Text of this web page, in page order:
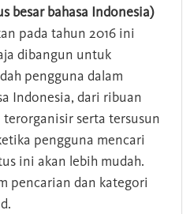
besar bahasa Indonesia)
pada tahun 2016 ini
dibangun untuk
pengguna dalam
Indonesia, dari ribuan
serta tersusun
pengguna mencari
ini akan lebih mudah.
pencarian dan kategori